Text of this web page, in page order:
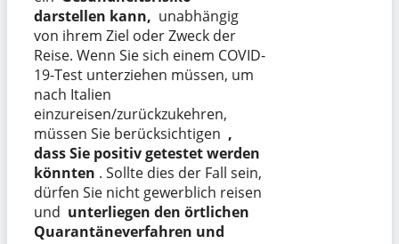
darstellen kann, unabhängig
von ihrem Ziel oder Zweck der
Reise. Wenn Sie sich einem COVID-
19-Test unterziehen müssen, um
nach Italien
einzureisen/zurückzukehren,
müssen Sie berücksichtigen ,
dass Sie positiv getestet werden
könnten . Sollte dies der Fall sein,
dürfen Sie nicht gewerblich reisen
und unterliegen den örtlichen
Quarantäneverfahren und